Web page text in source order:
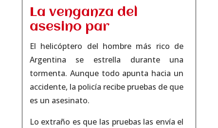
La venganza del
asesino par
El helicóptero del hombre más rico de
Argentina se estrella durante una
tormenta. Aunque todo apunta hacia un
accidente, la policía recibe pruebas de que
es un asesinato.
Lo extraño es que las pruebas las envía el